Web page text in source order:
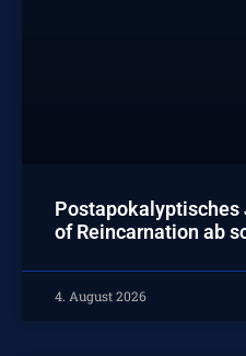
Postapokalyptisches
of Reincarnation ab
4. August 2026